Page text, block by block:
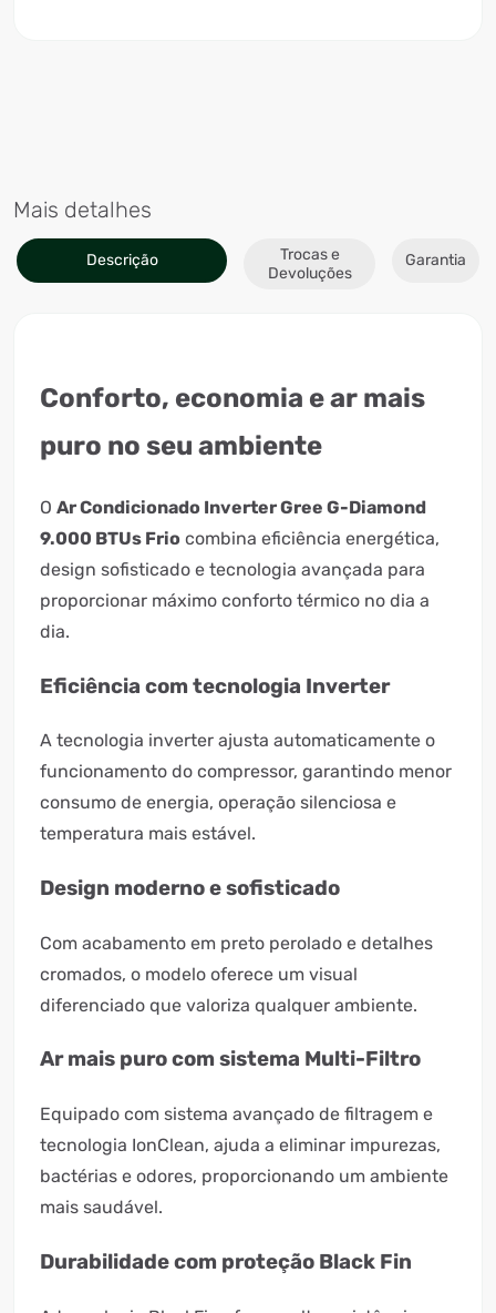
Mais detalhes
Descrição
Trocas e
Devoluções
Garantia
Conforto, economia e ar mais
puro no seu ambiente
O Ar Condicionado Inverter Gree G-Diamond
9.000 BTUs Frio combina eficiência energética,
design sofisticado e tecnologia avançada para
proporcionar máximo conforto térmico no dia a
dia.
Eficiência com tecnologia Inverter
A tecnologia inverter ajusta automaticamente o
funcionamento do compressor, garantindo menor
consumo de energia, operação silenciosa e
temperatura mais estável.
Design moderno e sofisticado
Com acabamento em preto perolado e detalhes
cromados, o modelo oferece um visual
diferenciado que valoriza qualquer ambiente.
Ar mais puro com sistema Multi-Filtro
Equipado com sistema avançado de filtragem e
tecnologia IonClean, ajuda a eliminar impurezas,
bactérias e odores, proporcionando um ambiente
mais saudável.
Durabilidade com proteção Black Fin